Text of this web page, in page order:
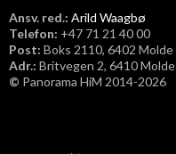
Ansv. red.: Arild Waagbø
Telefon: ​+47 71 21 40 00
Post: Boks 2110, 6402 Molde
Adr.: Britvegen 2, 6410 Molde
© Panorama HiM 2014-2026